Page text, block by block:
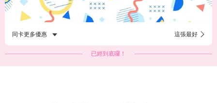
同卡更多優惠 這張最好
已經到底囉！